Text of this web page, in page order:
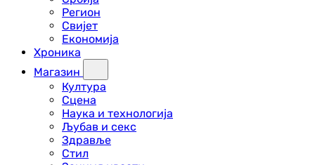
Регион
Свијет
Економија
Хроника
Магазин
Култура
Сцена
Наука и технологија
Љубав и секс
Здравље
Стил